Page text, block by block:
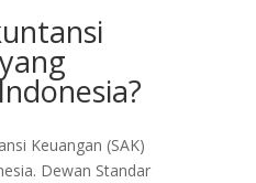
Keuangan (SAK)
Dewan Standar